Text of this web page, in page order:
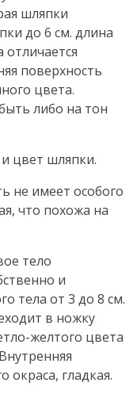
шляпки
до 6 см. длина
поверхность
цвета.
либо на тон
цвет шляпки.
не имеет особого
что похожа на
тело
и
тела от 3 до 8 см.
в ножку
желтого цвета
окраса, гладкая.